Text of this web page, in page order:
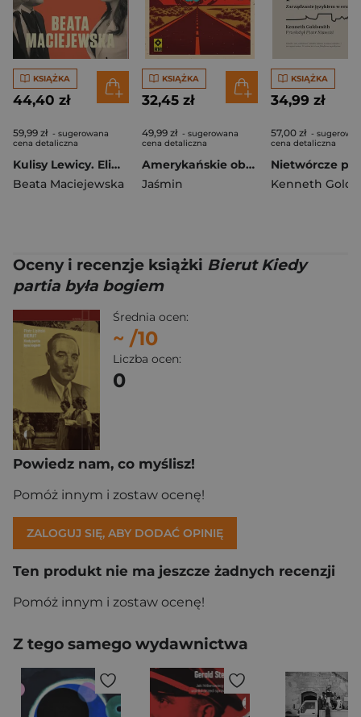
KSIĄŻKA
44,40 zł
59,99 zł - sugerowana
cena detaliczna
Kulisy Lewicy. Eliminacja. Chciwość. Strach.
Beata Maciejewska
KSIĄŻKA
32,45 zł
49,99 zł - sugerowana
cena detaliczna
Amerykańskie obrazki Śmieszna i straszna prawda zza oceanu wyd. 2026
Jaśmin
KSIĄŻKA
34,99 zł
57,00 zł -
cena detaliczna
Kenneth
Oceny i recenzje książki Bierut Kiedy
partia była bogiem
Średnia ocen:
~ /10
Liczba ocen:
0
Powiedz nam, co myślisz!
Pomóż innym i zostaw ocenę!
ZALOGUJ SIĘ, ABY DODAĆ OPINIĘ
Ten produkt nie ma jeszcze żadnych recenzji
Pomóż innym i zostaw ocenę!
Z tego samego wydawnictwa